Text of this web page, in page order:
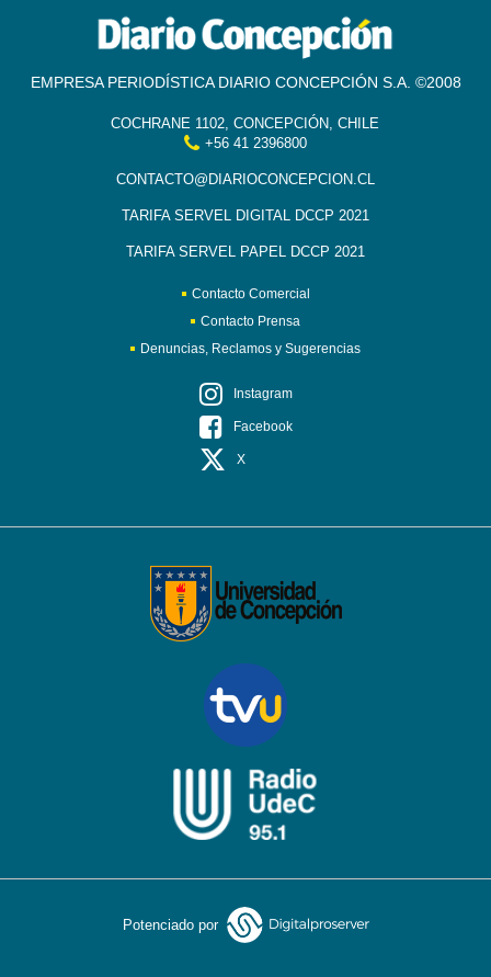
EMPRESA PERIODÍSTICA DIARIO CONCEPCIÓN S.A. ©2008
COCHRANE 1102, CONCEPCIÓN, CHILE
+56 41 2396800
CONTACTO@DIARIOCONCEPCION.CL
TARIFA SERVEL DIGITAL DCCP 2021
TARIFA SERVEL PAPEL DCCP 2021
Contacto Comercial
Contacto Prensa
Denuncias, Reclamos y Sugerencias
Instagram
Facebook
X
Potenciado por